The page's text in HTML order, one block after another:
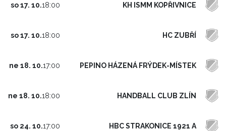
so 17. 10.18:00 KH ISMM KOPŘIVNICE
so 17. 10.18:00 HC ZUBŘÍ
ne 18. 10.17:00 PEPINO HÁZENÁ FRÝDEK-MÍSTEK
ne 18. 10.18:00 HANDBALL CLUB ZLÍN
so 24. 10.17:00 HBC STRAKONICE 1921 A